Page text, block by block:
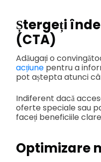
Ștergeți
(CTA)
Adăugați o
acțiune pentru a
pot aștepta atunci
Indiferent dacă
oferte speciale sau
faceți beneficiile
Optimizare